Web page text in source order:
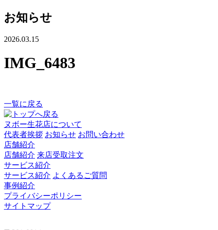
お知らせ
2026.03.15
IMG_6483
一覧に戻る
ヌボー生花店について
代表者挨拶 お知らせ お問い合わせ
店舗紹介
店舗紹介 来店受取注文
サービス紹介
サービス紹介 よくあるご質問
事例紹介
プライバシーポリシー
サイトマップ